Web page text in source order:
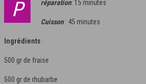
Préparation: 15 minutes
Cuisson: 45 minutes
Ingrédients :
500 gr de fraise
500 gr de rhubarbe